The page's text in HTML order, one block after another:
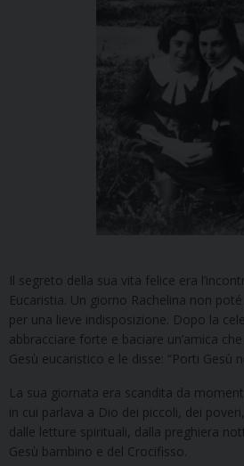
Il segreto della sua vita felice era
Eucaristia. Un giorno Rachelina non
per una lieve indisposizione. Dopo la
abbracciare forte e baciare un’amica
Gesù eucaristico e le disse: “Porti Gesù
La sua giornata era scandita da
in cui parlava a Dio dei piccoli, dei
dalle letture spirituali, dalla preghiera
Gesù bambino e del Crocifisso.